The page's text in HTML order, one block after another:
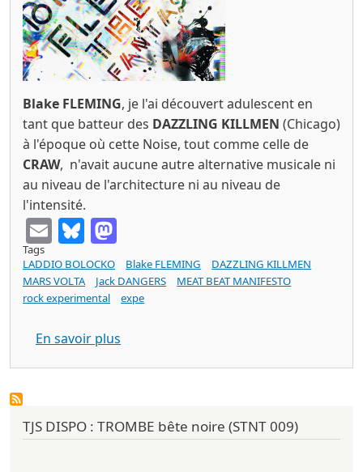
Blake FLEMING, je l'ai découvert adulescent en
tant que batteur des DAZZLING KILLMEN (Chicago)
à l'époque où cette Noise, tout comme celle de
CRAW, n'avait aucune autre alternative musicale ni
au niveau de l'architecture ni au niveau de
l'intensité.
EmailBluesky
Tags
LADDIO BOLOCKO
Blake FLEMING
DAZZLING KILLMEN
MARS VOLTA
Jack DANGERS
MEAT BEAT MANIFESTO
rock experimental
expe
En savoir plus
TJS DISPO : TROMBE bête noire (STNT 009)